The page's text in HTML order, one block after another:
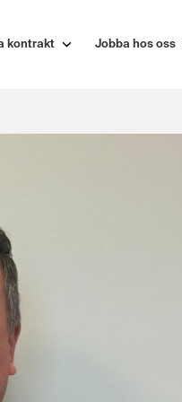
kontrakt Jobba hos oss